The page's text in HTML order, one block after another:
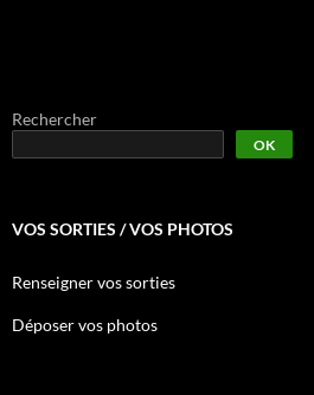
Rechercher
OK
VOS SORTIES / VOS PHOTOS
Renseigner vos sorties
Déposer vos photos